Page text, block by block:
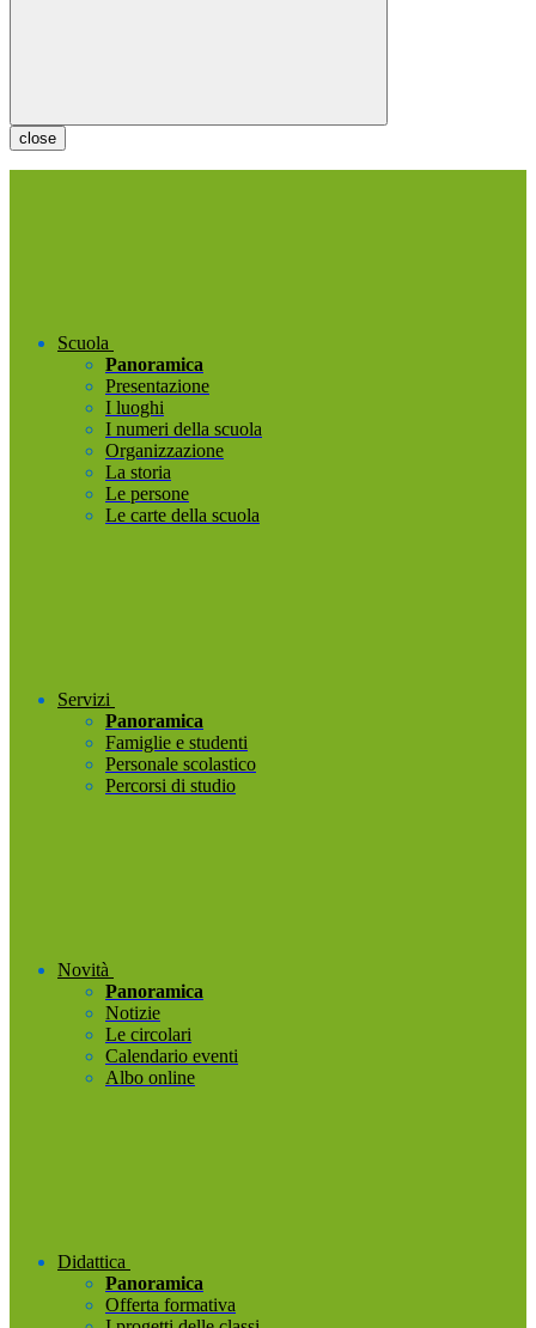
close
Scuola
Panoramica
Presentazione
I luoghi
I numeri della scuola
Organizzazione
La storia
Le persone
Le carte della scuola
Servizi
Panoramica
Famiglie e studenti
Personale scolastico
Percorsi di studio
Novità
Panoramica
Notizie
Le circolari
Calendario eventi
Albo online
Didattica
Panoramica
Offerta formativa